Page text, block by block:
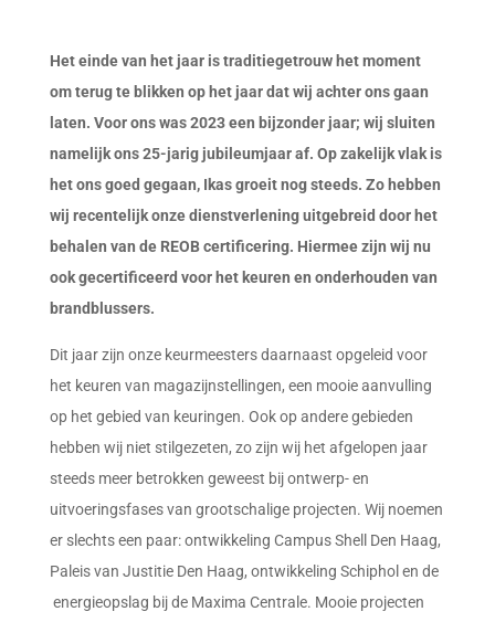
Het einde van het jaar is traditiegetrouw het moment
om terug te blikken op het jaar dat wij achter ons gaan
laten. Voor ons was 2023 een bijzonder jaar; wij sluiten
namelijk ons 25-jarig jubileumjaar af. Op zakelijk vlak is
het ons goed gegaan, Ikas groeit nog steeds. Zo hebben
wij recentelijk onze dienstverlening uitgebreid door het
behalen van de REOB certificering. Hiermee zijn wij nu
ook gecertificeerd voor het keuren en onderhouden van
brandblussers.
Dit jaar zijn onze keurmeesters daarnaast opgeleid voor
het keuren van magazijnstellingen, een mooie aanvulling
op het gebied van keuringen. Ook op andere gebieden
hebben wij niet stilgezeten, zo zijn wij het afgelopen jaar
steeds meer betrokken geweest bij ontwerp- en
uitvoeringsfases van grootschalige projecten. Wij noemen
er slechts een paar: ontwikkeling Campus Shell Den Haag,
Paleis van Justitie Den Haag, ontwikkeling Schiphol en de
energieopslag bij de Maxima Centrale. Mooie projecten